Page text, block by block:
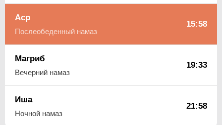
Аср
Послеобеденный намаз
15:58
Магриб
Вечерний намаз
19:33
Иша
Ночной намаз
21:58